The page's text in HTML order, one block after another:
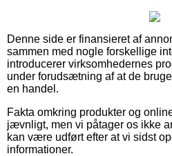
Denne side er finansieret af
sammen med nogle forskellige
introducerer virksomhedernes
under forudsætning af at de
en handel.
Fakta omkring produkter og
jævnligt, men vi påtager os ikke
kan være udført efter at vi sidst
informationer.